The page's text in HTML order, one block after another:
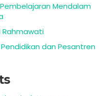
Mendalam
Rahmawati
dan Pesantren